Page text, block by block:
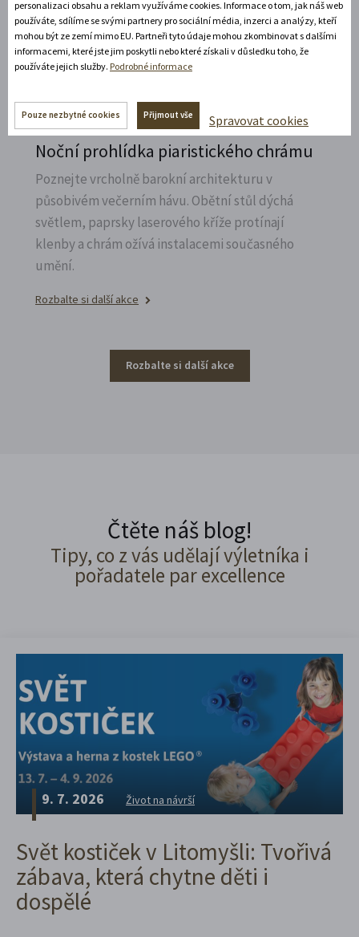
výzdobu z trochu jiné perspektivy.
Rozbalte si další akce
Noční prohlídka piaristického chrámu
Poznejte vrcholně barokní architekturu v
působivém večerním hávu. Obětní stůl dýchá
světlem, paprsky laserového kříže protínají
klenby a chrám ožívá instalacemi současného
umění.
Rozbalte si další akce
Rozbalte si další akce
Čtěte náš blog!
Tipy, co z vás udělají výletníka i
pořadatele par excellence
9. 7. 2026 Život na návrší
Svět kostiček v Litomyšli: Tvořivá
zábava, která chytne děti i
dospělé
personalizaci obsahu a reklam využíváme cookies. Informace o tom, jak náš web
používáte, sdílíme se svými partnery pro sociální média, inzerci a analýzy, kteří
mohou být ze zemí mimo EU. Partneři tyto údaje mohou zkombinovat s dalšími
informacemi, které jste jim poskytli nebo které získali v důsledku toho, že
používáte jejich služby. Podrobné informace
Pouze nezbytné cookies Přijmout vše Spravovat cookies